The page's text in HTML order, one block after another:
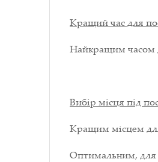
Кращий час для
Найкращим часом
Вибір місця під
Кращим місцем для
Оптимальним, для